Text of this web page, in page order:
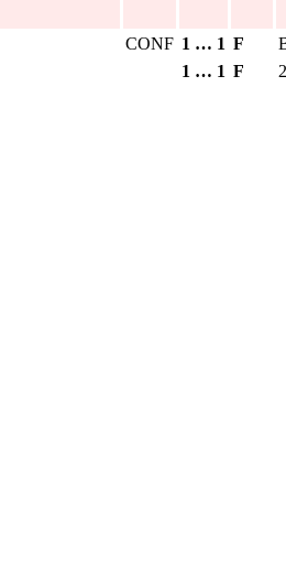
CONF 1 … 1 F
1 … 1 F